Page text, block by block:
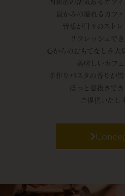
温かみの溢れるカフェ
皆様が日々のストレ
リフレッシュでき
心からのおもてなしを大
美味しいカフェ
手作りパスタの香りが皆
ほっと息抜きで
ご提供いたし